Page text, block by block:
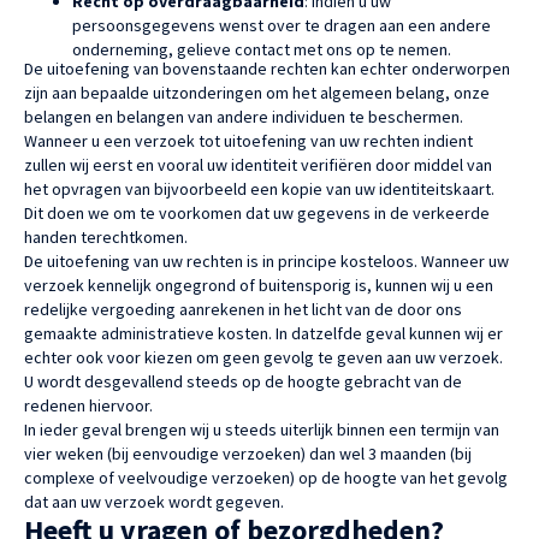
persoonsgegevens wenst over te dragen aan een andere
onderneming, gelieve contact met ons op te nemen.
De uitoefening van bovenstaande rechten kan echter onderworpen
zijn aan bepaalde uitzonderingen om het algemeen belang, onze
belangen en belangen van andere individuen te beschermen.
Wanneer u een verzoek tot uitoefening van uw rechten indient
zullen wij eerst en vooral uw identiteit verifiëren door middel van
het opvragen van bijvoorbeeld een kopie van uw identiteitskaart.
Dit doen we om te voorkomen dat uw gegevens in de verkeerde
handen terechtkomen.
De uitoefening van uw rechten is in principe kosteloos. Wanneer uw
verzoek kennelijk ongegrond of buitensporig is, kunnen wij u een
redelijke vergoeding aanrekenen in het licht van de door ons
gemaakte administratieve kosten. In datzelfde geval kunnen wij er
echter ook voor kiezen om geen gevolg te geven aan uw verzoek.
U wordt desgevallend steeds op de hoogte gebracht van de
redenen hiervoor.
In ieder geval brengen wij u steeds uiterlijk binnen een termijn van
vier weken (bij eenvoudige verzoeken) dan wel 3 maanden (bij
complexe of veelvoudige verzoeken) op de hoogte van het gevolg
dat aan uw verzoek wordt gegeven.
Heeft u vragen of bezorgdheden?